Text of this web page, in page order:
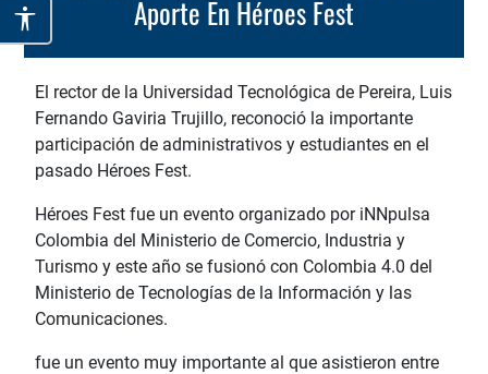
Aporte En Héroes Fest
El rector de la Universidad Tecnológica de Pereira, Luis
Fernando Gaviria Trujillo, reconoció la importante
participación de administrativos y estudiantes en el
pasado Héroes Fest.
Héroes Fest fue un evento organizado por iNNpulsa
Colombia del Ministerio de Comercio, Industria y
Turismo y este año se fusionó con Colombia 4.0 del
Ministerio de Tecnologías de la Información y las
Comunicaciones.
fue un evento muy importante al que asistieron entre